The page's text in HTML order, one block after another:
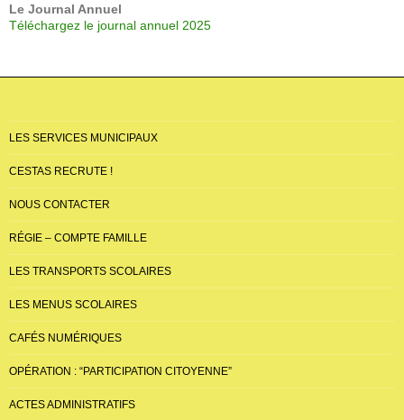
Le Journal Annuel
Téléchargez le journal annuel 2025
LES SERVICES MUNICIPAUX
CESTAS RECRUTE !
NOUS CONTACTER
RÉGIE – COMPTE FAMILLE
LES TRANSPORTS SCOLAIRES
LES MENUS SCOLAIRES
CAFÉS NUMÉRIQUES
OPÉRATION : “PARTICIPATION CITOYENNE”
ACTES ADMINISTRATIFS